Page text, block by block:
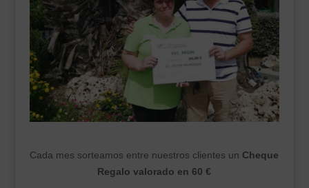
___________________________
VEURE EN CATALÀ
Cada mes sorteamos entre nuestros clientes un Cheque
Regalo valorado en 60 €